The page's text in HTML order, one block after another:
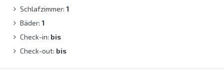
Schlafzimmer: 1
Bäder: 1
Check-in: bis
Check-out: bis